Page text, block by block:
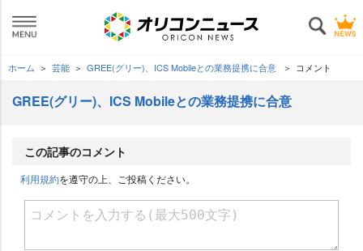
ホーム 芸能 GREE(グリー)、ICS Mobileとの業務提携に合意 コメント
GREE(グリー)、ICS Mobileとの業務提携に合意
この記事のコメント
利用規約を遵守の上、ご投稿ください。